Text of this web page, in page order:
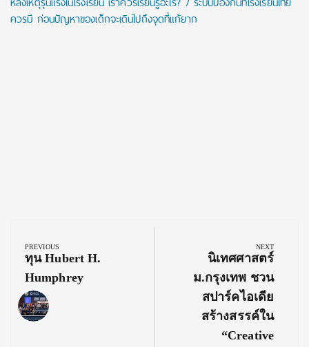
ควรมี ก่อนปัญหาของเด็กจะเดินไปถึงจุดที่แก้ยาก
navigation
PREVIOUS
Previous
Post:
ทุน Hubert H.
Humphrey
NEXT
Next
Post:
นิเทศศาสตร์
ม.กรุงเทพ ชวน
สปาร์คไอเดีย
สร้างสรรค์ใน
“Creative